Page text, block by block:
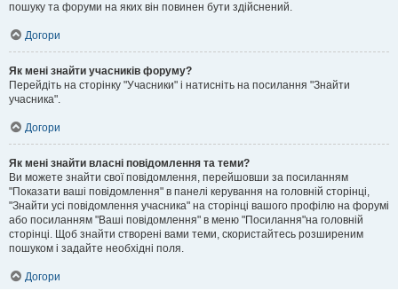
пошуку та форуми на яких він повинен бути здійснений.
Догори
Як мені знайти учасників форуму?
Перейдіть на сторінку "Учасники" і натисніть на посилання "Знайти
учасника".
Догори
Як мені знайти власні повідомлення та теми?
Ви можете знайти свої повідомлення, перейшовши за посиланням
"Показати ваші повідомлення" в панелі керування на головній сторінці,
"Знайти усі повідомлення учасника" на сторінці вашого профілю на форумі
або посиланням "Ваші повідомлення" в меню "Посилання"на головній
сторінці. Щоб знайти створені вами теми, скористайтесь розширеним
пошуком і задайте необхідні поля.
Догори